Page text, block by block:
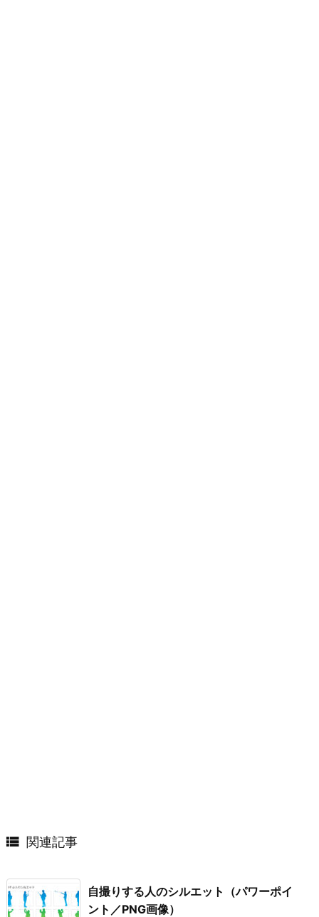
 関連記事
自撮りする人のシルエット（パワーポイ
ント／PNG画像）